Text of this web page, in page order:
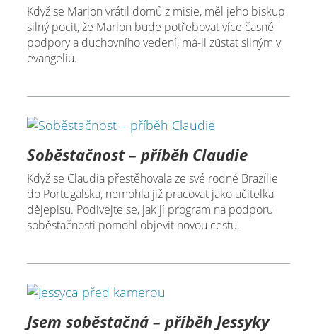
Když se Marlon vrátil domů z misie, měl jeho biskup
silný pocit, že Marlon bude potřebovat více časné
podpory a duchovního vedení, má-li zůstat silným v
evangeliu.
Soběstačnost – příběh Claudie
Když se Claudia přestěhovala ze své rodné Brazílie
do Portugalska, nemohla již pracovat jako učitelka
dějepisu. Podívejte se, jak jí program na podporu
soběstačnosti pomohl objevit novou cestu.
Jsem soběstačná – příběh Jessyky